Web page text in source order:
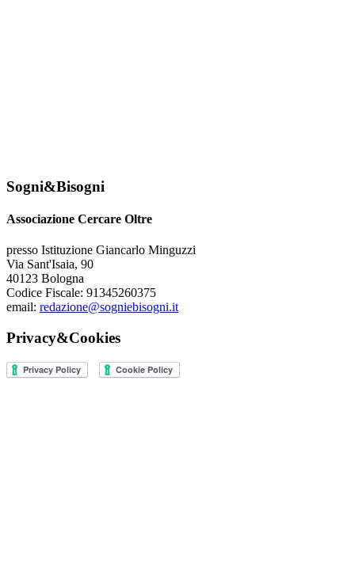
Sogni&Bisogni
Associazione Cercare Oltre
presso Istituzione Giancarlo Minguzzi
Via Sant'Isaia, 90
40123 Bologna
Codice Fiscale: 91345260375
email: redazione@sogniebisogni.it
Privacy&Cookies